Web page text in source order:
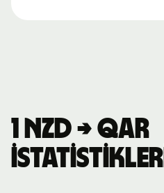
1 NZD → QAR
istatistikleri